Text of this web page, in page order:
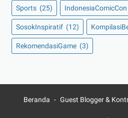
Sports (25) IndonesiaComicCon
SosokInspiratif (12)
RekomendasiGame (3)
Beranda Guest Blogger &